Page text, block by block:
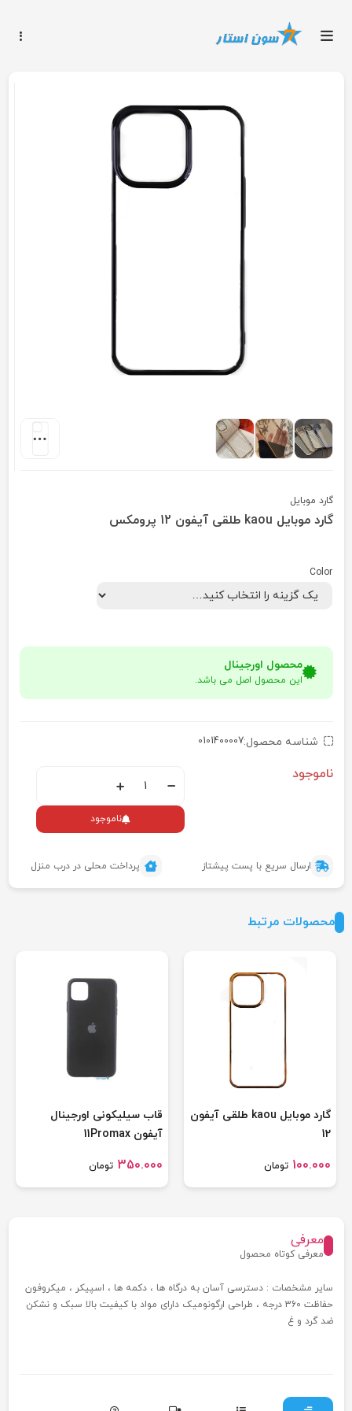
گارد موبایل
گارد موبایل kaou طلقی آیفون 12 پرومکس
Color
محصول اورجینال
این محصول اصل می باشد.
شناسه محصول:0101400007
ناموجود
ناموجود
ارسال سریع با پست پیشتاز پرداخت محلی در درب منزل
محصولات مرتبط
گارد موبایل kaou طلقی آیفون
12
تومان100.000
قاب سیلیکونی اورجینال
آیفون 11Promax
تومان350.000
معرفی
معرفی کوتاه محصول
سایر مشخصات : دسترسی آسان به درگاه ها ، دکمه ها ، اسپیکر ، میکروفون
حفاظت 360 درجه ، طراحی ارگونومیک دارای مواد با کیفیت بالا سبک و نشکن
ضد گرد و غ